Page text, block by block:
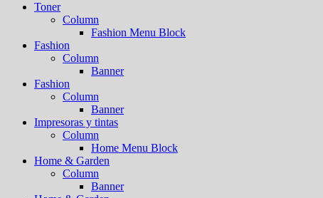
Toner
Column
Fashion Menu Block
Fashion
Column
Banner
Fashion
Column
Banner
Impresoras y tintas
Column
Home Menu Block
Home & Garden
Column
Banner